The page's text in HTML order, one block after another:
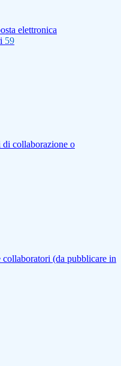
elettronica
59
collaborazione o
collaboratori (da pubblicare in